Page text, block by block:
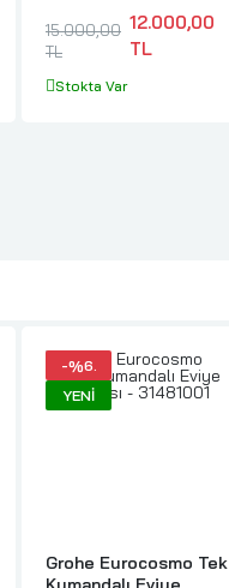
15.000,00
TL
12.000,00
TL
Stokta Var
-%6.
YENI
Grohe Eurocosmo Tek